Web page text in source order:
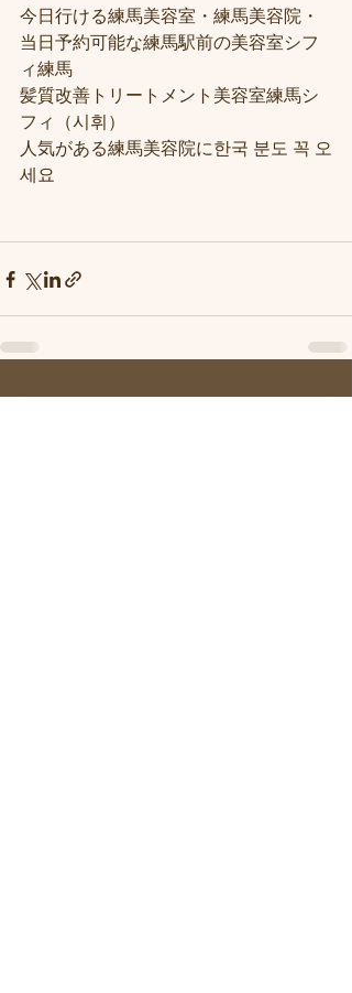
今日行ける練馬美容室・練馬美容院・
当日予約可能な練馬駅前の美容室シフ
ィ練馬
髪質改善トリートメント美容室練馬シ
フィ（시휘）
人気がある練馬美容院に한국 분도 꼭 오
세요